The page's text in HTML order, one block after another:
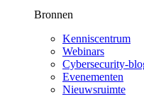
Bronnen
Kenniscentrum
Webinars
Cybersecurity-
Evenementen
Nieuwsruimte